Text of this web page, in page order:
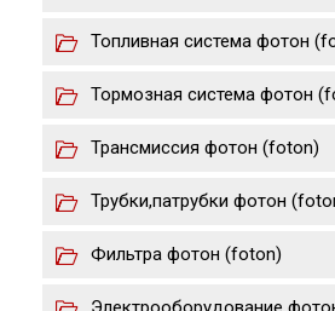
Топливная система фотон
Тормозная система фотон
Трансмиссия фотон (foton)
Трубки,патрубки фотон
Фильтра фотон (foton)